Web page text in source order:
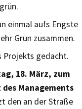
einmal aufs Engste
Grün zusammen.
Projekts gedacht.
18. März, zum
Managements
den an der Straße